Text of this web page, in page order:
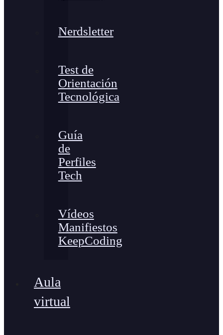
Nerdsletter
Test de
Orientación
Tecnológica
Guía
de
Perfiles
Tech
Vídeos
Manifiestos
KeepCoding
Aula
virtual